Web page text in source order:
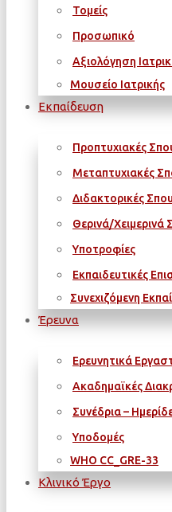
Τομείς
Προσωπικό
Αξιολόγηση
Μουσείο Ιατρικής
Εκπαίδευση
Προπτυχιακές
Μεταπτυχιακές
Διδακτορικές
Θερινά/Χειμερινά
Υποτροφίες
Εκπαιδευτικές
Συνεχιζόμενη
Έρευνα
Ερευνητικά
Ακαδημαϊκές
Συνέδρια –
Υποδομές
WΗΟ CC_GRE-33
Κλινικό Έργο